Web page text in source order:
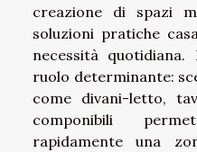
creazione di spazi
soluzioni pratiche
necessità
ruolo determinante:
come divani-letto,
componibili
rapidamente una